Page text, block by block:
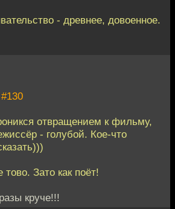
- древнее, довоенное.
#130
отвращением к фильму,
- голубой. Кое-что
Зато как поёт!
круче!!!